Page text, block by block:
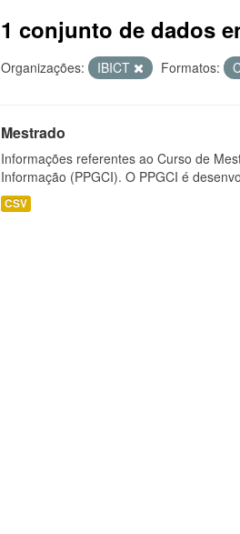
1 conjunto de dados
Organizações: IBICT Formatos:
Mestrado
Informações referentes ao Curso de
Informação (PPGCI). O PPGCI é
CSV